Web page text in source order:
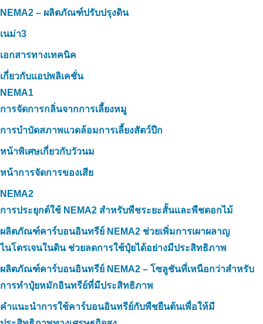
NEMA2 – ผลิตภัณฑ์ปรับปรุงดิน
เนม่า3
เอกสารทางเทคนิค
เกี่ยวกับแอปพลิเคชั่น
NEMA1
การจัดการกลิ่นจากการเลี้ยงหมู
การบำบัดสภาพแวดล้อมการเลี้ยงสัตว์ปีก
หน้าพิเศษเกี่ยวกับวัวนม
หน้าการจัดการของเสีย
NEMA2
การประยุกต์ใช้ NEMA2 สำหรับพืชระยะสั้นและพืชดอกไม้
ผลิตภัณฑ์คาร์บอนอินทรีย์ NEMA2 ช่วยเพิ่มการเผาผลาญ
ไนโตรเจนในดิน ช่วยลดการใช้ปุ๋ยได้อย่างมีประสิทธิภาพ
ผลิตภัณฑ์คาร์บอนอินทรีย์ NEMA2 – โซลูชันที่เหนือกว่าสำหรับ
การทำปุ๋ยหมักอินทรีย์ที่มีประสิทธิภาพ
คำแนะนำการใช้คาร์บอนอินทรีย์กับพืชยืนต้นเพื่อให้มี